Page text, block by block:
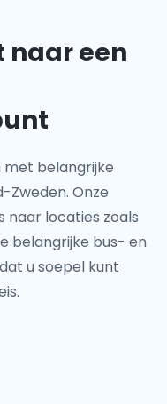
naar een
met belangrijke
Onze
naar locaties zoals
belangrijke bus- en
u soepel kunt